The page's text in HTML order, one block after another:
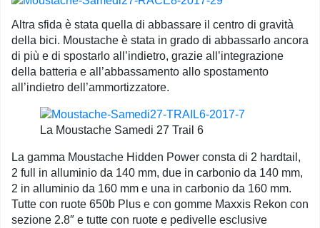
Altra sfida è stata quella di abbassare il centro di gravità
della bici. Moustache è stata in grado di abbassarlo ancora
di più e di spostarlo all’indietro, grazie all’integrazione
della batteria e all’abbassamento allo spostamento
all’indietro dell’ammortizzatore.
La Moustache Samedi 27 Trail 6
La gamma Moustache Hidden Power consta di 2 hardtail,
2 full in alluminio da 140 mm, due in carbonio da 140 mm,
2 in alluminio da 160 mm e una in carbonio da 160 mm.
Tutte con ruote 650b Plus e con gomme Maxxis Rekon con
sezione 2.8″ e tutte con ruote e pedivelle esclusive